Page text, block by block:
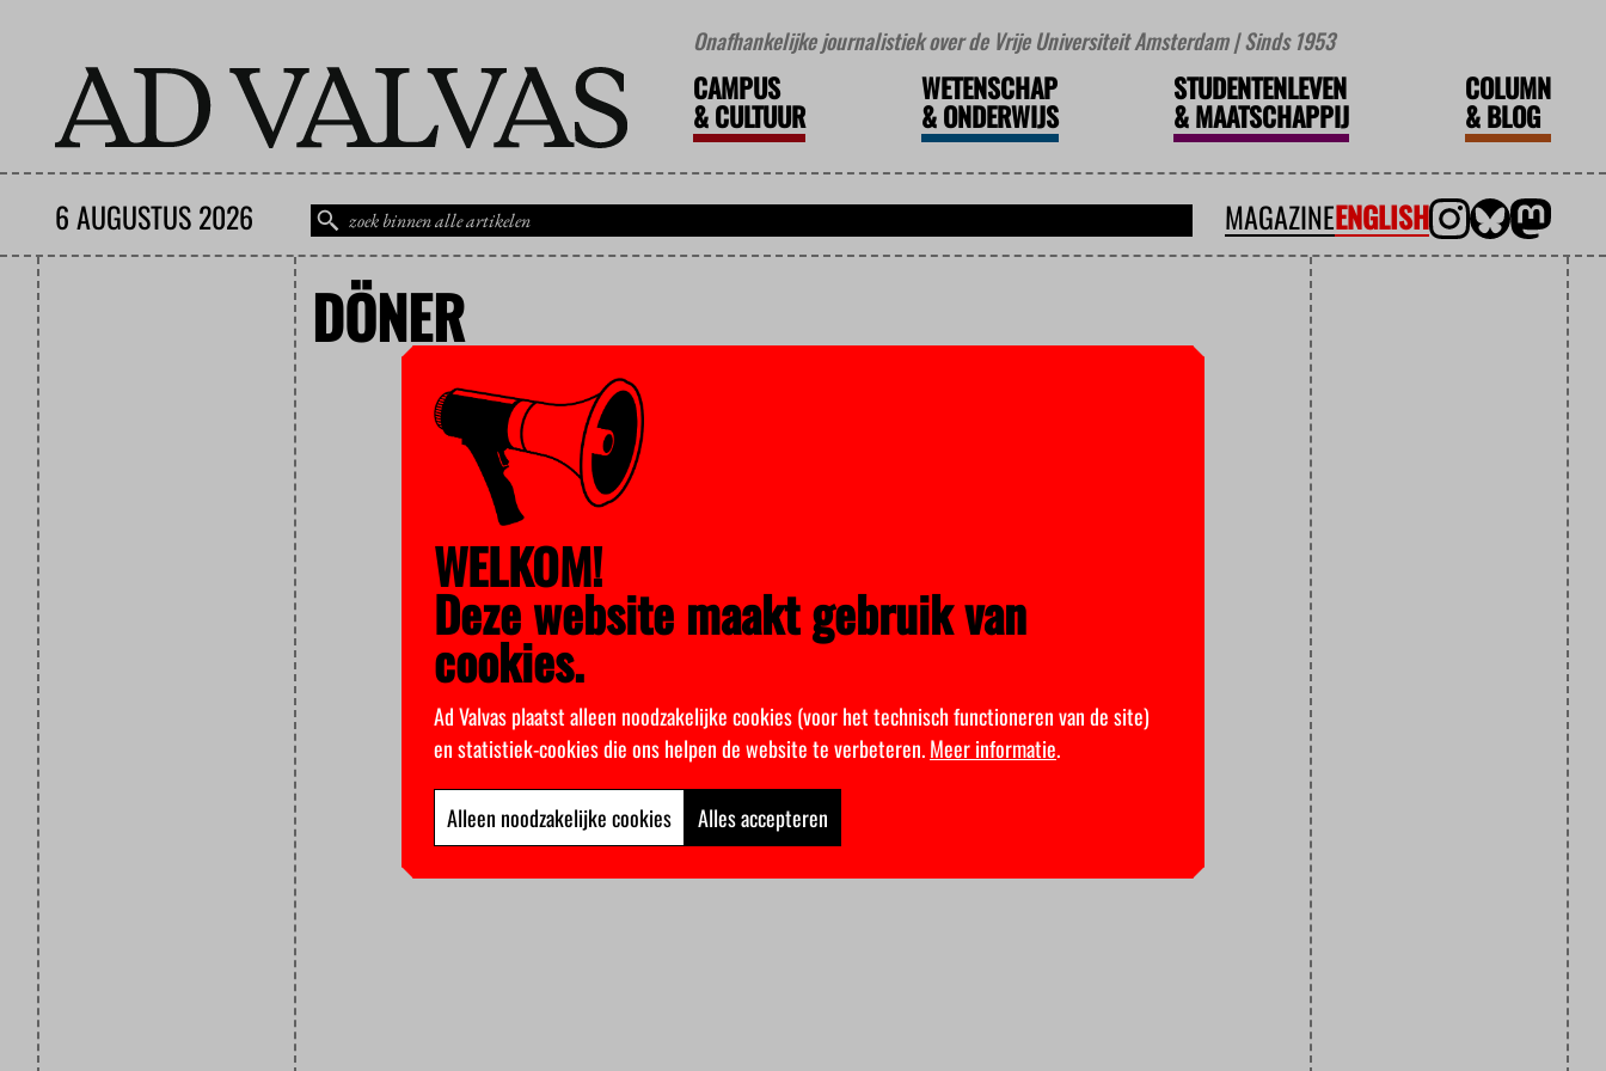
Onafhankelijke journalistiek over de Vrije Universiteit Amsterdam | Sinds 1953
CAMPUS
&CULTUUR
WETENSCHAP
&ONDERWIJS
STUDENTENLEVEN
&MAATSCHAPPIJ
COLUMN
&BLOG
6 AUGUSTUS 2026 MAGAZINEENGLISH
DÖNER
WELKOM!
Deze website maakt gebruik van
cookies.
Ad Valvas plaatst alleen noodzakelijke cookies (voor het technisch functioneren van de site)
en statistiek-cookies die ons helpen de website te verbeteren.Meer informatie.
Alleen noodzakelijke cookies Alles accepteren